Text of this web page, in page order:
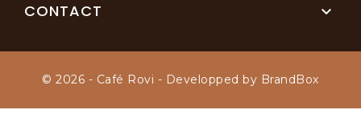
CONTACT 
© 2026 - Café Rovi - Developped by BrandBox